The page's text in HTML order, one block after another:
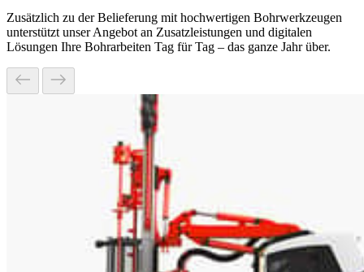
Zusätzlich zu der Belieferung mit hochwertigen Bohrwerkzeugen
unterstützt unser Angebot an Zusatzleistungen und digitalen
Lösungen Ihre Bohrarbeiten Tag für Tag – das ganze Jahr über.